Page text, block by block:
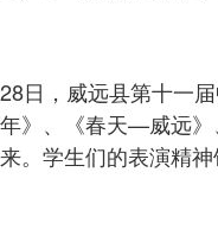
28日，威远县第十一
年》、《春天—威远》
来。学生们的表演精